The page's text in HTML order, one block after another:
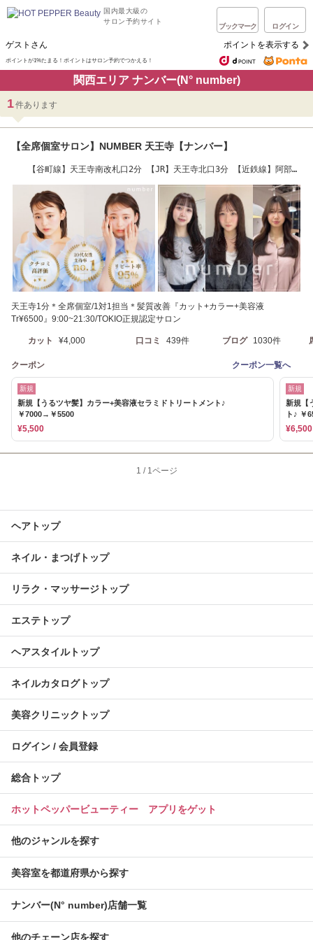
国内最大級の
サロン予約サイト
ブックマーク ログイン
ゲストさん ポイントを表示する
ポイントが1%たまる！ポイントはサロン予約でつかえる！
関西エリア ナンバー(N° number)
1件あります
【全席個室サロン】NUMBER 天王寺【ナンバー】
【谷町線】天王寺南改札口2分 【JR】天王寺北口3分 【近鉄線】阿部野
天王寺1分＊全席個室/1対1担当＊髪質改善『カット+カラー+美容液
Tr¥6500』9:00~21:30/TOKIO正規認定サロン
カット ¥4,000 口コミ 439件 ブログ 1030件
クーポン クーポン一覧へ
新規
新規【うるツヤ髪】カラー+美容液セラミドトリートメント♪
￥7000→￥5500
¥5,500
新規
新規【
ト♪ ￥
¥6,500
1 / 1ページ
ヘアトップ
ネイル・まつげトップ
リラク・マッサージトップ
エステトップ
ヘアスタイルトップ
ネイルカタログトップ
美容クリニックトップ
ログイン / 会員登録
総合トップ
ホットペッパービューティー アプリをゲット
他のジャンルを探す
美容室を都道府県から探す
ナンバー(N° number)店舗一覧
他のチェーン店を探す